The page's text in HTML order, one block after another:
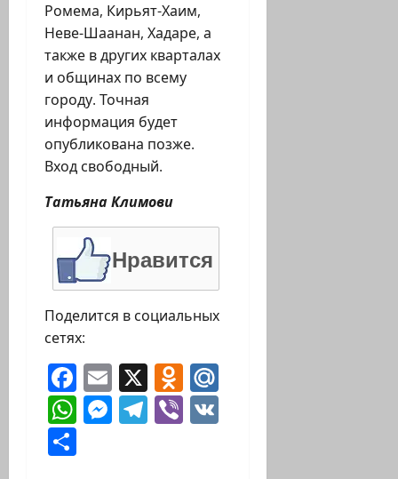
Ромема, Кирьят-Хаим,
Неве-Шаанан, Хадаре, а
также в других кварталах
и общинах по всему
городу. Точная
информация будет
опубликована позже.
Вход свободный.
Татьяна Климови
Нравится
Поделится в социальных
сетях:
Facebook
Email
X Odnoklassniki
WhatsApp
Messenger
Telegram
Viber